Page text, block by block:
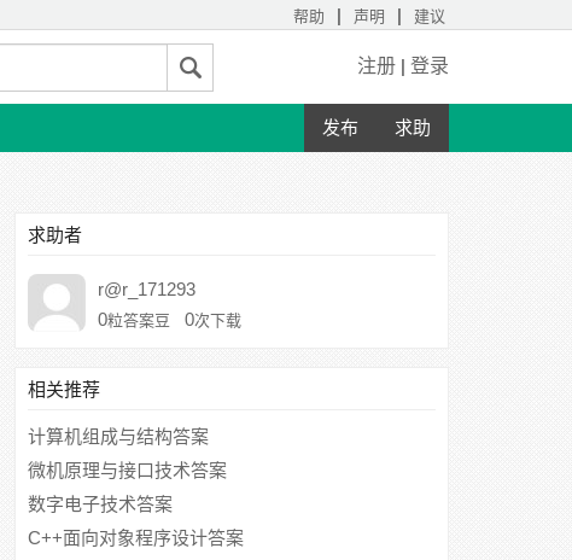
帮助 | 声明 | 建议
注册 | 登录
发布 求助
求助者
r@r_171293
0粒答案豆 0次下载
相关推荐
计算机组成与结构答案
微机原理与接口技术答案
数字电子技术答案
C++面向对象程序设计答案